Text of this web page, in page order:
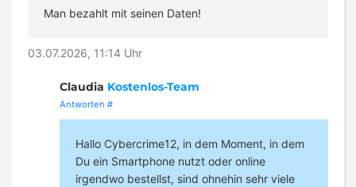
Man bezahlt mit seinen Daten!
03.07.2026, 11:14 Uhr
Claudia Kostenlos-Team
Antworten #
Hallo Cybercrime12, in dem Moment, in dem
Du ein Smartphone nutzt oder online
irgendwo bestellst, sind ohnehin sehr viele